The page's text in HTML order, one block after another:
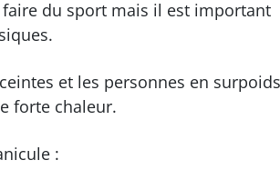
faire du sport mais il est important
et les personnes en surpoids
forte chaleur.
: